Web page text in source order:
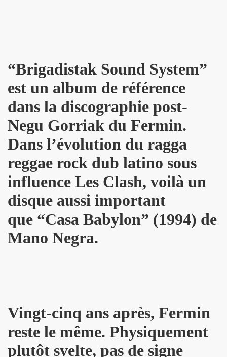
“Brigadistak Sound System”
est un album de référence
dans la discographie post-
Negu Gorriak du Fermin.
Dans l’évolution du ragga
reggae rock dub latino sous
influence Les Clash, voilà un
disque aussi important
que “Casa Babylon” (1994) de
Mano Negra.
Vingt-cinq ans après, Fermin
reste le même. Physiquement
plutôt svelte, pas de signe
le magazine "FEELING" (numero 3, mars 1978).
nee" ("7 a Paris", 1990).
ALAIN CHENNEVIERE, HUGO HOOKA HEY,
and friends) le 22 janvier 2010 au POINT FMR
THE HELLBOYS, HEARTBREAK HOTEL,
(Paris).
2006 et le 31 mars 2007 au NOUVEAU CASINO (Paris).
(Paris).